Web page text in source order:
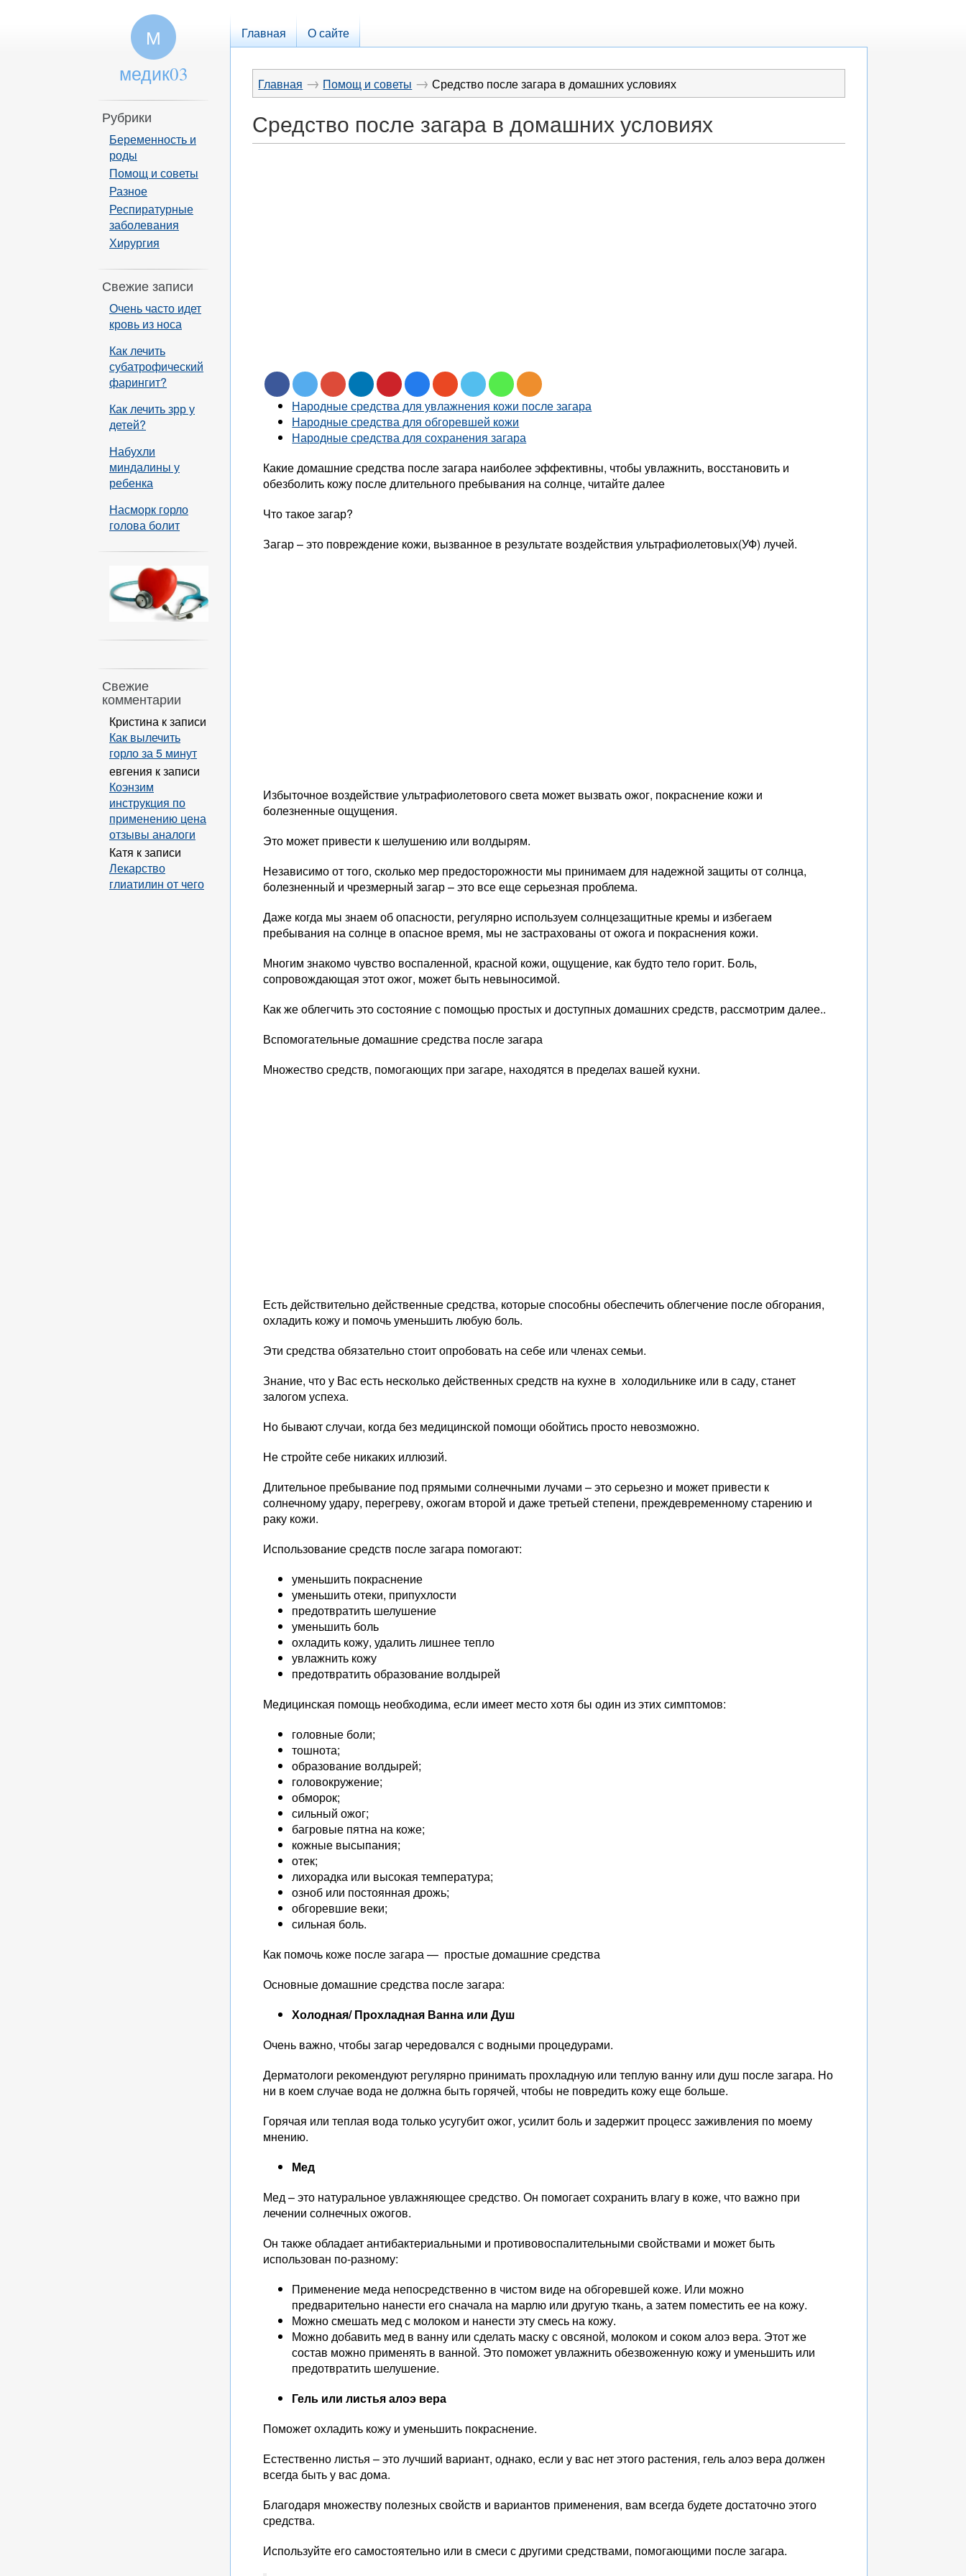
Главная О сайте
Главная → Помощ и советы → Средство после загара в домашних условиях
Средство после загара в домашних условиях
Народные средства для увлажнения кожи после загара
Народные средства для обгоревшей кожи
Народные средства для сохранения загара
Какие домашние средства после загара наиболее эффективны, чтобы увлажнить, восстановить и
обезболить кожу после длительного пребывания на солнце, читайте далее
Что такое загар?
Загар – это повреждение кожи, вызванное в результате воздействия ультрафиолетовых(УФ) лучей.
Избыточное воздействие ультрафиолетового света может вызвать ожог, покраснение кожи и
болезненные ощущения.
Это может привести к шелушению или волдырям.
Независимо от того, сколько мер предосторожности мы принимаем для надежной защиты от солнца,
болезненный и чрезмерный загар – это все еще серьезная проблема.
Даже когда мы знаем об опасности, регулярно используем солнцезащитные кремы и избегаем
пребывания на солнце в опасное время, мы не застрахованы от ожога и покраснения кожи.
Многим знакомо чувство воспаленной, красной кожи, ощущение, как будто тело горит. Боль,
сопровождающая этот ожог, может быть невыносимой.
Как же облегчить это состояние с помощью простых и доступных домашних средств, рассмотрим далее..
Вспомогательные домашние средства после загара
Множество средств, помогающих при загаре, находятся в пределах вашей кухни.
Есть действительно действенные средства, которые способны обеспечить облегчение после обгорания,
охладить кожу и помочь уменьшить любую боль.
Эти средства обязательно стоит опробовать на себе или членах семьи.
Знание, что у Вас есть несколько действенных средств на кухне в холодильнике или в саду, станет
залогом успеха.
Но бывают случаи, когда без медицинской помощи обойтись просто невозможно.
Не стройте себе никаких иллюзий.
Длительное пребывание под прямыми солнечными лучами – это серьезно и может привести к
солнечному удару, перегреву, ожогам второй и даже третьей степени, преждевременному старению и
раку кожи.
Использование средств после загара помогают:
уменьшить покраснение
уменьшить отеки, припухлости
предотвратить шелушение
уменьшить боль
охладить кожу, удалить лишнее тепло
увлажнить кожу
предотвратить образование волдырей
Медицинская помощь необходима, если имеет место хотя бы один из этих симптомов:
головные боли;
тошнота;
образование волдырей;
головокружение;
обморок;
сильный ожог;
багровые пятна на коже;
кожные высыпания;
отек;
лихорадка или высокая температура;
озноб или постоянная дрожь;
обгоревшие веки;
сильная боль.
Как помочь коже после загара — простые домашние средства
Основные домашние средства после загара:
Холодная/ Прохладная Ванна или Душ
Очень важно, чтобы загар чередовался с водными процедурами.
Дерматологи рекомендуют регулярно принимать прохладную или теплую ванну или душ после загара. Но
ни в коем случае вода не должна быть горячей, чтобы не повредить кожу еще больше.
Горячая или теплая вода только усугубит ожог, усилит боль и задержит процесс заживления по моему
мнению.
Мед
Мед – это натуральное увлажняющее средство. Он помогает сохранить влагу в коже, что важно при
лечении солнечных ожогов.
Он также обладает антибактериальными и противовоспалительными свойствами и может быть
использован по-разному:
Применение меда непосредственно в чистом виде на обгоревшей коже. Или можно
предварительно нанести его сначала на марлю или другую ткань, а затем поместить ее на кожу.
Можно смешать мед с молоком и нанести эту смесь на кожу.
Можно добавить мед в ванну или сделать маску с овсяной, молоком и соком алоэ вера. Этот же
состав можно применять в ванной. Это поможет увлажнить обезвоженную кожу и уменьшить или
предотвратить шелушение.
Гель или листья алоэ вера
Поможет охладить кожу и уменьшить покраснение.
Естественно листья – это лучший вариант, однако, если у вас нет этого растения, гель алоэ вера должен
всегда быть у вас дома.
Благодаря множеству полезных свойств и вариантов применения, вам всегда будете достаточно этого
средства.
Используйте его самостоятельно или в смеси с другими средствами, помогающими после загара.
М
медик03
Рубрики
Беременность и
роды
Помощ и советы
Разное
Респиратурные
заболевания
Хирургия
Свежие записи
Очень часто идет
кровь из носа
Как лечить
субатрофический
фарингит?
Как лечить зрр у
детей?
Набухли
миндалины у
ребенка
Насморк горло
голова болит
Свежие
комментарии
Кристина к записи
Как вылечить
горло за 5 минут
евгения к записи
Коэнзим
инструкция по
применению цена
отзывы аналоги
Катя к записи
Лекарство
глиатилин от чего